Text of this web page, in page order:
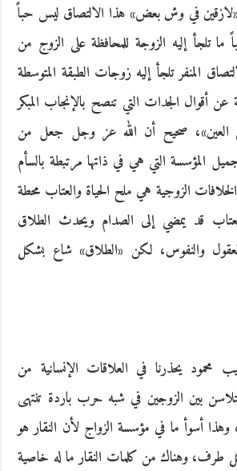
«لازقين في وش بعض» هذا الالتصاق ليس حباً
ما تلجأ إليه الزوجة للمحافظة على الزوج من
المنفر تلجأ إليه زوجات الطبقة المتوسطة
عن أقوال الجدات التي تنصح بالإنجاب المبكر
العين»، صحيح أن الله عز وجل جعل من
المؤسسة التي هي في ذاتها مرتبطة بالسأم
الزوجية هي ملح الحياة والعتاب محطة
قد يمضي إلى الصدام ويحدث الطلاق
والنفوس، لكن «الطلاق» شاع بشكل
محمود يحذرنا في العلاقات الإنسانية من
بين الزوجين في شبه حرب باردة تنتهى
أسوأ ما في مؤسسة الزواج لأن النقار هو
وهناك من كلمات النقار ما له خاصية